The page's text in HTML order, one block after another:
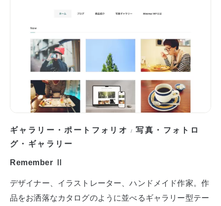
ギャラリー・ポートフォリオ /写真・フォトロ
グ・ギャラリー
Remember Ⅱ
デザイナー、イラストレーター、ハンドメイド作家。作
品をお洒落なカタログのように並べるギャラリー型テー